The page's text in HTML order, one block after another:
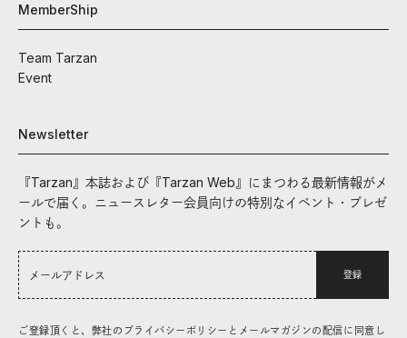
MemberShip
Team Tarzan
Event
Newsletter
『Tarzan』本誌および『Tarzan Web』にまつわる最新情報がメ
ールで届く。ニュースレター会員向けの特別なイベント・プレゼ
ントも。
登録
ご登録頂くと、弊社のプライバシーポリシーとメールマガジンの配信に同意し